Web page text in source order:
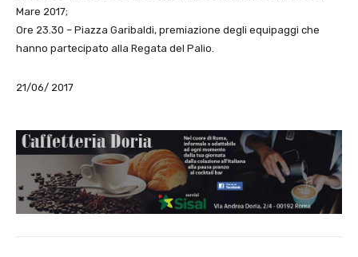
Mare 2017;
Ore 23.30 – Piazza Garibaldi, premiazione degli equipaggi che
hanno partecipato alla Regata del Palio.
21/06/ 2017